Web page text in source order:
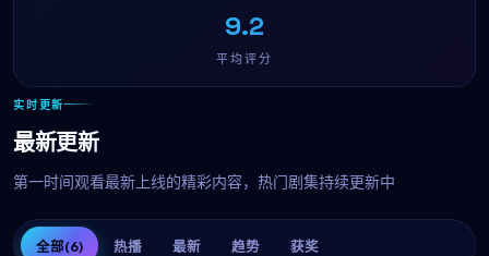
9.2
平均评分
实时更新
最新更新
第一时间观看最新上线的精彩内容，热门剧集持续更新中
全部(6) 热播 最新 趋势 获奖